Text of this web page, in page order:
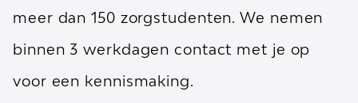
zelfontplooiing.
Ondersteuning op Maat
meer dan 150 zorgstudenten. We nemen
binnen 3 werkdagen contact met je op
voor een kennismaking.